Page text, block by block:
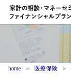
home 医療保険